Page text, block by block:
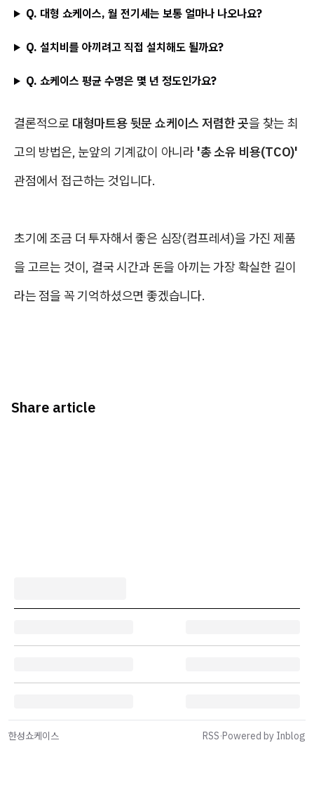
Q. 대형 쇼케이스, 월 전기세는 보통 얼마나 나오나요?
Q. 설치비를 아끼려고 직접 설치해도 될까요?
Q. 쇼케이스 평균 수명은 몇 년 정도인가요?
결론적으로 대형마트용 뒷문 쇼케이스 저렴한 곳을 찾는 최
고의 방법은, 눈앞의 기계값이 아니라 '총 소유 비용(TCO)'
관점에서 접근하는 것입니다.
초기에 조금 더 투자해서 좋은 심장(컴프레셔)을 가진 제품
을 고르는 것이, 결국 시간과 돈을 아끼는 가장 확실한 길이
라는 점을 꼭 기억하셨으면 좋겠습니다.
Share article
한성쇼케이스 RSS·Powered by Inblog